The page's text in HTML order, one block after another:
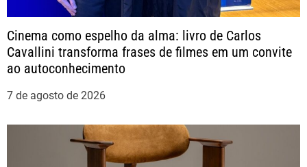
o
d
e
P
Cinema como espelho da alma: livro de Carlos
Cavallini transforma frases de filmes em um convite
ao autoconhecimento
7 de agosto de 2026